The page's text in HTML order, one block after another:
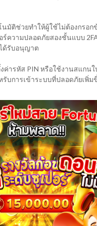
มัติช่วยทำให้ผู้ใช้ไม่ต้องกรอก
ร์ความปลอดภัยสองชั้นแบบ
ด้รับอนุญาต
ค่ารหัส PIN หรือใช้งานสแกน
บการเข้าระบบที่ปลอดภัยเพิ่ม